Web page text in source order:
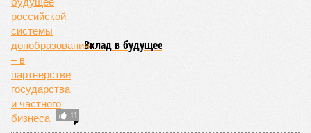
а также некоторые районы Бразилии и Африки к югу от
Сахары. Леса начинают гореть всё чаще и чаще,
достаточно посмотреть общемировую статистику; сотни
тысяч людей остаются без крова, десятки тысяч – гибнут.
Но проблема не только в этом. Проблема ещё и в том, что
огонь уничтожает лесную экосистему, сельское хозяйство
и кропотливо созданную человеком инфраструктуру.
Учитывая то, что пожары начинают становиться чуть ли не
ежегодной реальностью на фоне глобального потепления,